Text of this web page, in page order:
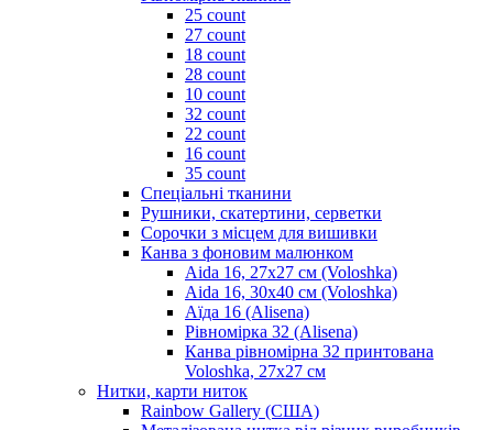
25 count
27 count
18 count
28 count
10 count
32 count
22 count
16 count
35 count
Спеціальні тканини
Рушники, скатертини, серветки
Сорочки з місцем для вишивки
Канва з фоновим малюнком
Aida 16, 27х27 см (Voloshka)
Aida 16, 30х40 см (Voloshka)
Аїда 16 (Alisena)
Рівномірка 32 (Alisena)
Канва рівномірна 32 принтована
Voloshka, 27х27 см
Нитки, карти ниток
Rainbow Gallery (США)